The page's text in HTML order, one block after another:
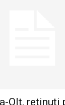
Olt, retinuti